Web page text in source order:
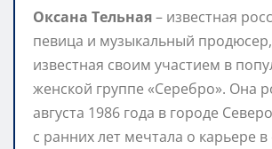
Оксана Тельная– известная
певица и музыкальный
известная своим участием в
женской группе «Серебро». Она
августа 1986 года в городе
с ранних лет мечтала о карьере в